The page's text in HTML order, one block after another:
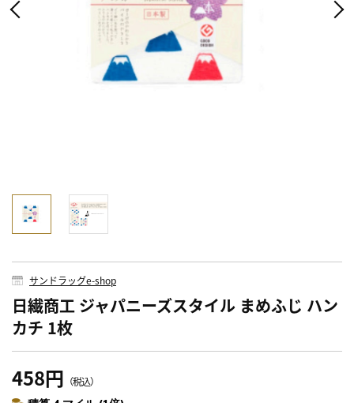
サンドラッグe-shop
日繊商工 ジャパニーズスタイル まめふじ ハン
カチ 1枚
458円 （税込）